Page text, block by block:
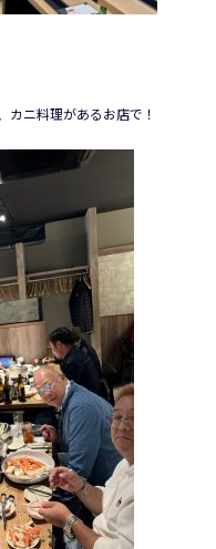
カニ料理があるお店で！